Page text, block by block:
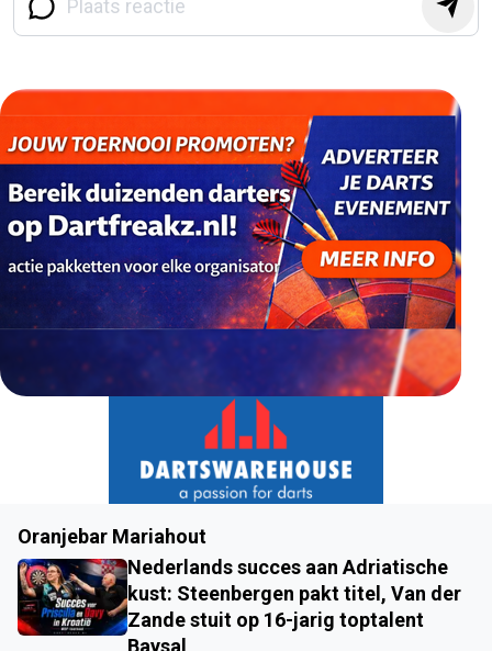
Oranjebar Mariahout
Nederlands succes aan Adriatische
kust: Steenbergen pakt titel, Van der
Zande stuit op 16-jarig toptalent
Baysal